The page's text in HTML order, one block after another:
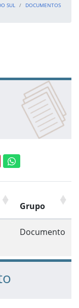
SUL
DOCUMENTOS
WhatsApp
Grupo
Documento